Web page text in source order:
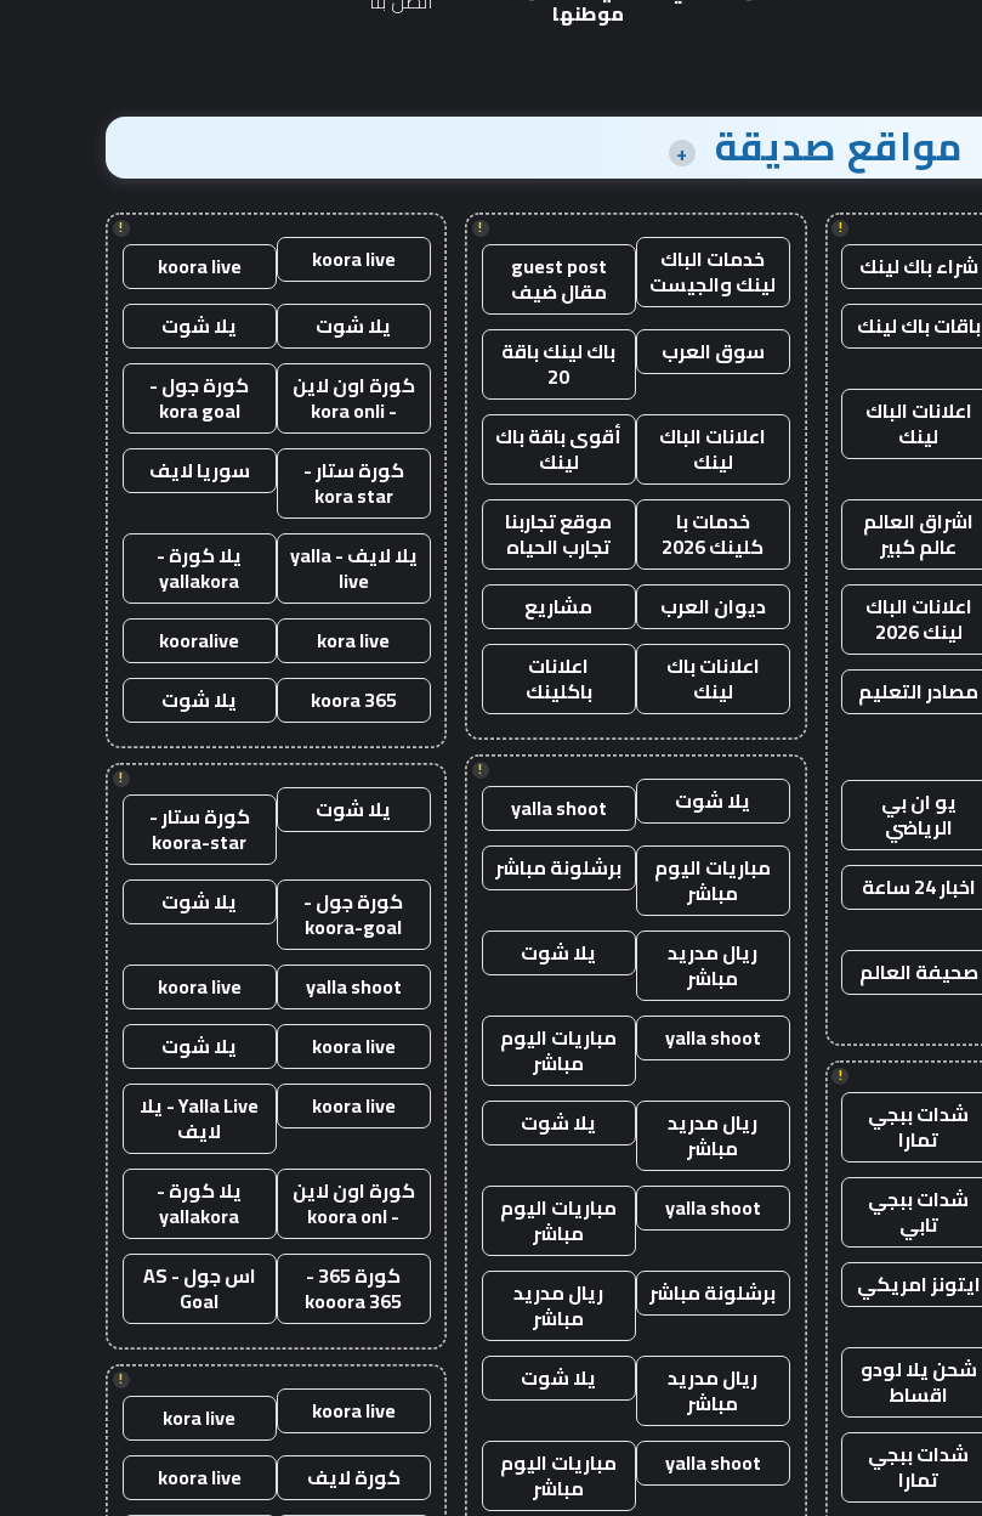
موطنها
مواقع صديقة +
!
شراء باك لينك
باقات باك لينك
اعلانات الباك
لينك
اشراق العالم
عالم كبير
اعلانات الباك
لينك 2026
مصادر التعليم
يو ان بي
الرياضي
اخبار 24 ساعة
صحيفة العالم
!
شدات ببجي
تمارا
شدات ببجي
تابي
ايتونز امريكي
شحن يلا لودو
اقساط
شدات ببجي
تمارا
!
خدمات الباك
لينك والجيست guest post
مقال ضيف
سوق العرب
باك لينك باقة
20
اعلانات الباك
لينك
أقوى باقة باك
لينك
خدمات با
كلينك 2026
موقع تجاربنا
تجارب الحياه
ديوان العرب
مشاريع
اعلانات باك
لينك
اعلانات
باكلينك
!
يلا شوت
yalla shoot
مباريات اليوم
مباشر
برشلونة مباشر
ريال مدريد
مباشر
يلا شوت
yalla shoot مباريات اليوم
مباشر
ريال مدريد
مباشر
يلا شوت
yalla shoot مباريات اليوم
مباشر
برشلونة مباشر
ريال مدريد
مباشر
ريال مدريد
مباشر
يلا شوت
yalla shoot مباريات اليوم
مباشر
!
koora live
koora live
يلا شوت
يلا شوت
كورة اون لاين
- kora onli
كورة جول -
kora goal
كورة ستار -
kora star
سوريا لايف
يلا لايف - yalla
live
يلا كورة -
yallakora
kora live
kooralive
koora 365
يلا شوت
!
يلا شوت كورة ستار -
koora-star
كورة جول -
koora-goal
يلا شوت
yalla shoot
koora live
koora live
يلا شوت
koora live
Yalla Live - يلا
لايف
كورة اون لاين
- koora onl
يلا كورة -
yallakora
كورة 365 -
kooora 365
اس جول - AS
Goal
!
koora live
kora live
كورة لايف
koora live